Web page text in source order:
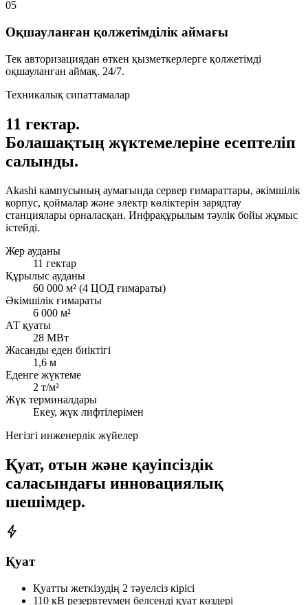
05
Оқшауланған қолжетімділік аймағы
Тек авторизациядан өткен қызметкерлерге қолжетімді
оқшауланған аймақ. 24/7.
Техникалық сипаттамалар
11 гектар.
Болашақтың жүктемелеріне есептеліп
салынды.
Akashi кампусының аумағында сервер ғимараттары, әкімшілік
корпус, қоймалар және электр көліктерін зарядтау
станциялары орналасқан. Инфрақұрылым тәулік бойы жұмыс
істейді.
Жер ауданы
11 гектар
Құрылыс ауданы
60 000 м² (4 ЦОД ғимараты)
Әкімшілік ғимараты
6 000 м²
АТ қуаты
28 МВт
Жасанды еден биіктігі
1,6 м
Еденге жүктеме
2 т/м²
Жүк терминалдары
Екеу, жүк лифтілерімен
Негізгі инженерлік жүйелер
Қуат, отын және қауіпсіздік
саласындағы инновациялық
шешімдер.
Қуат
Қуатты жеткізудің 2 тәуелсіз кірісі
110 кВ резервтеумен белсенді қуат көздері